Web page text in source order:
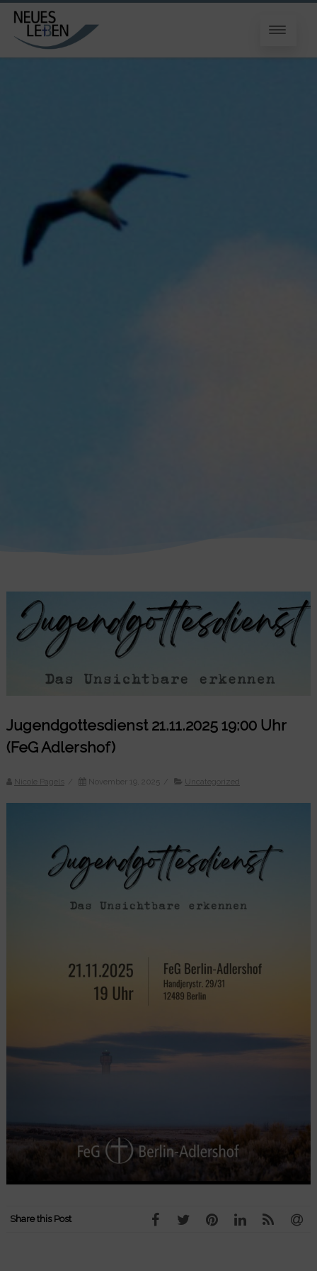
Jugendgottesdienst 21.11.2025 19:00 Uhr
(FeG Adlershof)
Nicole Pagels November 19, 2025 Uncategorized
Share this Post